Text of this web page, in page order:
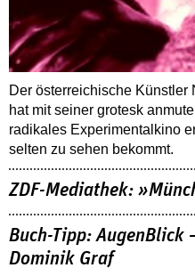
Der österreichische Künstler
hat mit seiner grotesk
radikales Experimentalkino
selten zu sehen bekommt.
ZDF-Mediathek:
Buch-Tipp: AugenBlick
Dominik Graf